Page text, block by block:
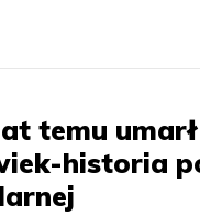
temu
historia